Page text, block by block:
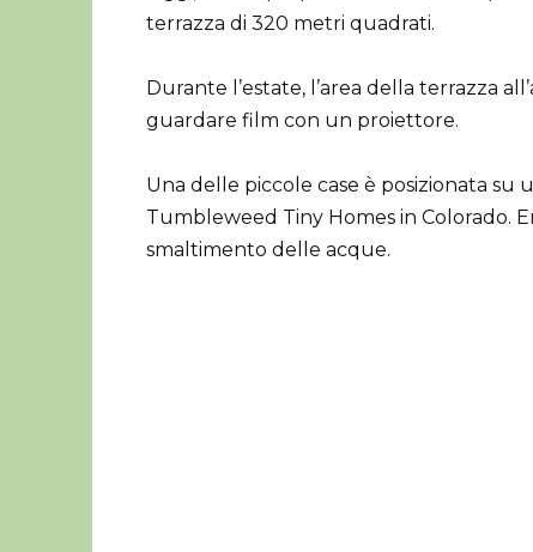
terrazza di 320 metri quadrati.
Durante l’estate, l’area della terrazza
guardare film con un proiettore.
Una delle piccole case è posizionata
Tumbleweed Tiny Homes in Colorado.
smaltimento delle acque.